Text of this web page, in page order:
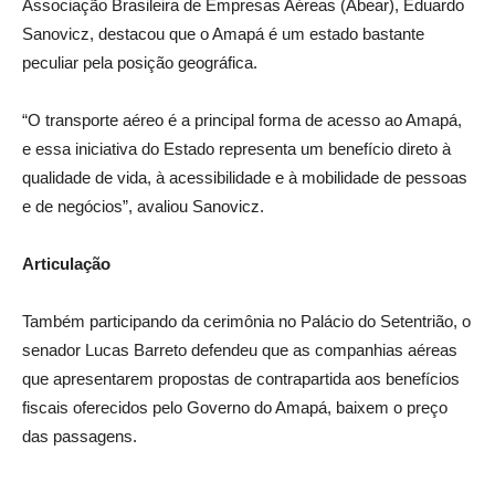
Associação Brasileira de Empresas Aéreas (Abear), Eduardo
Sanovicz, destacou que o Amapá é um estado bastante
peculiar pela posição geográfica.
“O transporte aéreo é a principal forma de acesso ao Amapá,
e essa iniciativa do Estado representa um benefício direto à
qualidade de vida, à acessibilidade e à mobilidade de pessoas
e de negócios”, avaliou Sanovicz.
Articulação
Também participando da cerimônia no Palácio do Setentrião, o
senador Lucas Barreto defendeu que as companhias aéreas
que apresentarem propostas de contrapartida aos benefícios
fiscais oferecidos pelo Governo do Amapá, baixem o preço
das passagens.